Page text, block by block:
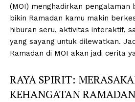
(MOI) menghadirkan pengalaman
bikin Ramadan kamu makin
hiburan seru, aktivitas interaktif,
yang sayang untuk dilewatkan.
Ramadan di MOI akan jadi cerita
RAYA SPIRIT:
KEHANGATAN